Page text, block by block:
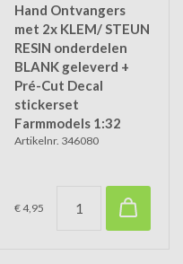
Hand Ontvangers
met 2x KLEM/ STEUN
RESIN onderdelen
BLANK geleverd +
Pré-Cut Decal
stickerset
Farmmodels 1:32
Artikelnr. 346080
€ 4,95